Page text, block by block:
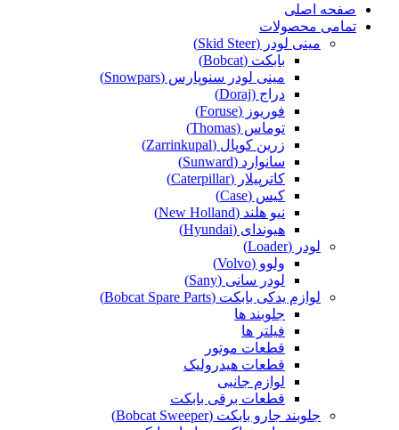
صفحه اصلی
تمامی محصولات
مینی لودر (Skid Steer)
بابکت (Bobcat)
مینی لودر سنوپارس (Snowpars)
دراج (Doraj)
فوریوز (Foruse)
توماس (Thomas)
زرین کوپال (Zarrinkupal)
سانوارد (Sunward)
کاترپیلار (Caterpillar)
کیس (Case)
نیو هلند (New Holland)
هیوندای (Hyundai)
لودر (Loader)
ولوو (Volvo)
لودر سانی (Sany)
لوازم یدکی بابکت (Bobcat Spare Parts)
جلوبند ها
فیلتر ها
قطعات موتور
قطعات هیدرولیک
لوازم جانبی
قطعات برقی بابکت
جلوبند جارو بابکت (Bobcat Sweeper)